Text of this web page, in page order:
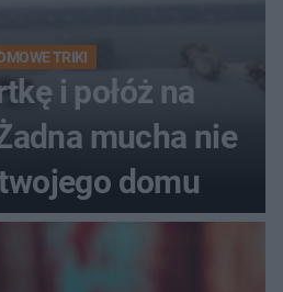
TRIKI
i połóż na
mucha nie
domu